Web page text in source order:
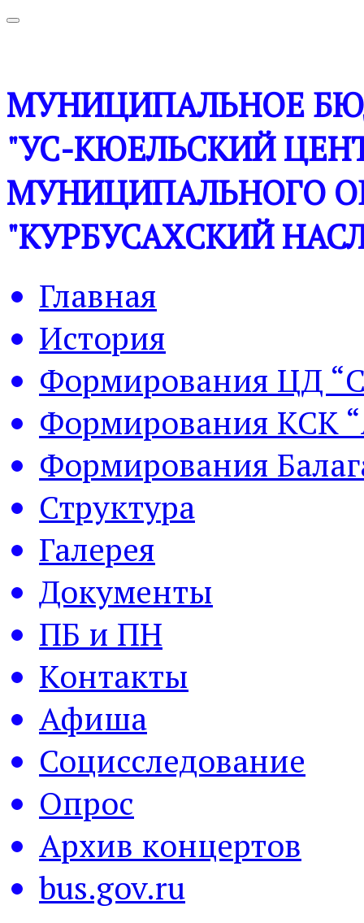
МУНИЦИПАЛЬНОЕ
"УС-КЮЕЛЬСКИЙ
МУНИЦИПАЛЬНОГО
"КУРБУСАХСКИЙ
Главная
История
Формирования ЦД
Формирования КСК
Формирования
Структура
Галерея
Документы
ПБ и ПН
Контакты
Афиша
Социсследование
Опрос
Архив концертов
bus.gov.ru